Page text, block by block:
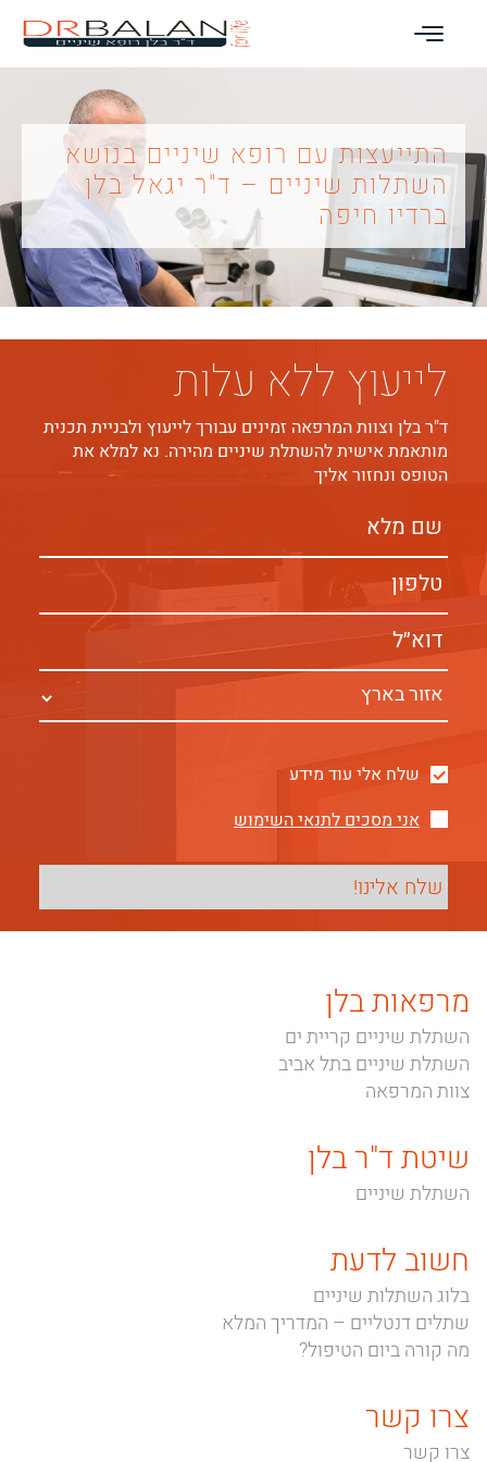
התייעצות עם רופא שיניים בנושא
השתלות שיניים – ד"ר יגאל בלן
ברדיו חיפה
לייעוץ ללא עלות
ד"ר בלן וצוות המרפאה זמינים עבורך לייעוץ ולבניית תכנית
מותאמת אישית להשתלת שיניים מהירה. נא למלא את
הטופס ונחזור אליך
שלח אלי עוד מידע
אני מסכים לתנאי השימוש
מרפאות בלן
השתלת שיניים קריית ים
השתלת שיניים בתל אביב
צוות המרפאה
שיטת ד"ר בלן
השתלת שיניים
חשוב לדעת
בלוג השתלות שיניים
שתלים דנטליים – המדריך המלא
מה קורה ביום הטיפול?
צרו קשר
צרו קשר